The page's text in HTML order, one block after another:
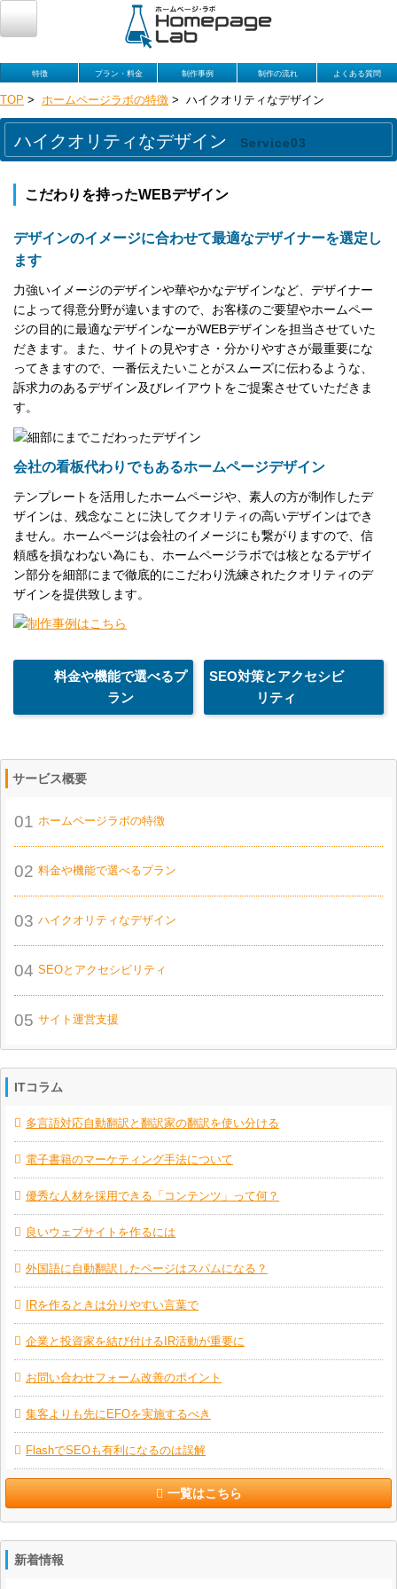
特徴 プラン・料金 制作事例 制作の流れ よくある質問
TOP > ホームページラボの特徴 > ハイクオリティなデザイン
ハイクオリティなデザイン Service03
こだわりを持ったWEBデザイン
デザインのイメージに合わせて最適なデザイナーを選定し
ます
力強いイメージのデザインや華やかなデザインなど、デザイナー
によって得意分野が違いますので、お客様のご要望やホームペー
ジの目的に最適なデザインなーがWEBデザインを担当させていた
だきます。また、サイトの見やすさ・分かりやすさが最重要にな
ってきますので、一番伝えたいことがスムーズに伝わるような、
訴求力のあるデザイン及びレイアウトをご提案させていただきま
す。
会社の看板代わりでもあるホームページデザイン
テンプレートを活用したホームページや、素人の方が制作したデ
ザインは、残念なことに決してクオリティの高いデザインはでき
ません。ホームページは会社のイメージにも繋がりますので、信
頼感を損なわない為にも、ホームページラボでは核となるデザイ
ン部分を細部にまで徹底的にこだわり洗練されたクオリティのデ
ザインを提供致します。
料金や機能で選べるプ
ラン
SEO対策とアクセシビ
リティ
サービス概要
01 ホームページラボの特徴
02 料金や機能で選べるプラン
03 ハイクオリティなデザイン
04 SEOとアクセシビリティ
05 サイト運営支援
ITコラム
多言語対応自動翻訳と翻訳家の翻訳を使い分ける
電子書籍のマーケティング手法について
優秀な人材を採用できる「コンテンツ」って何？
良いウェブサイトを作るには
外国語に自動翻訳したページはスパムになる？
IRを作るときは分りやすい言葉で
企業と投資家を結び付けるIR活動が重要に
お問い合わせフォーム改善のポイント
集客よりも先にEFOを実施するべき
FlashでSEOも有利になるのは誤解
一覧はこちら
新着情報